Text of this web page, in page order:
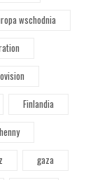
wschodnia
Finlandia
gaza